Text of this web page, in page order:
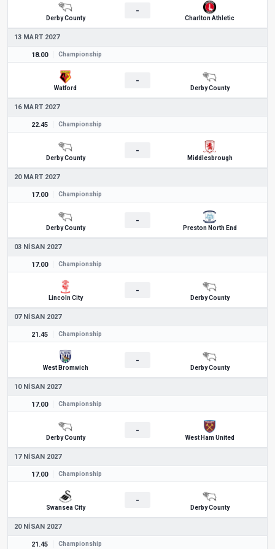
Derby County
-
Charlton Athletic
13 MART 2027
18.00 Championship
Watford
-
Derby County
16 MART 2027
22.45 Championship
Derby County
-
Middlesbrough
20 MART 2027
17.00 Championship
Derby County
-
Preston North End
03 NISAN 2027
17.00 Championship
Lincoln City
-
Derby County
07 NISAN 2027
21.45 Championship
West Bromwich
-
Derby County
10 NISAN 2027
17.00 Championship
Derby County
-
West Ham United
17 NISAN 2027
17.00 Championship
Swansea City
-
Derby County
20 NISAN 2027
21.45 Championship